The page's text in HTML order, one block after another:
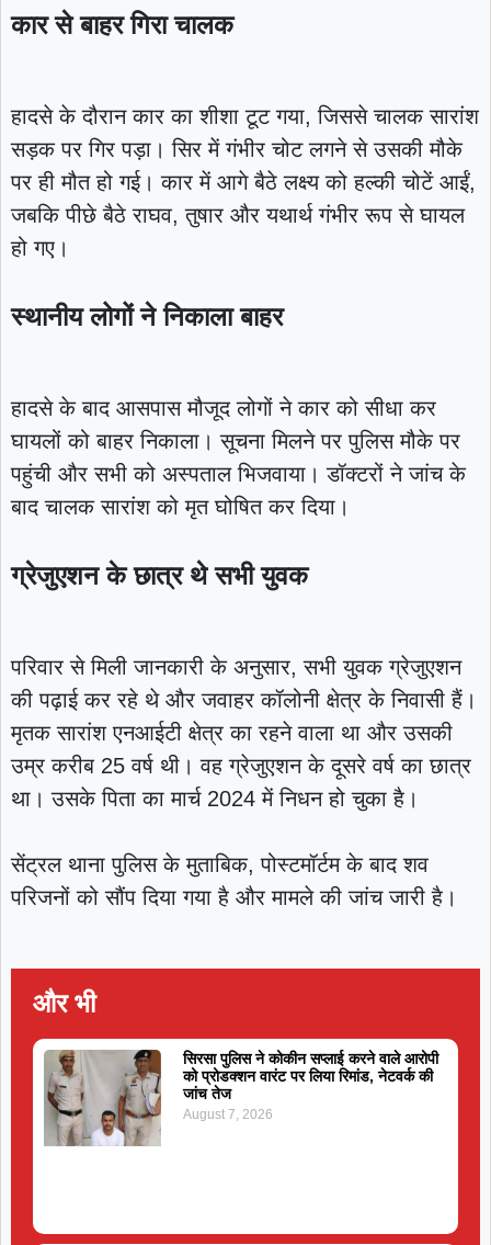
कार से बाहर गिरा चालक
हादसे के दौरान कार का शीशा टूट गया, जिससे चालक सारांश
सड़क पर गिर पड़ा। सिर में गंभीर चोट लगने से उसकी मौके
पर ही मौत हो गई। कार में आगे बैठे लक्ष्य को हल्की चोटें आईं,
जबकि पीछे बैठे राघव, तुषार और यथार्थ गंभीर रूप से घायल
हो गए।
स्थानीय लोगों ने निकाला बाहर
हादसे के बाद आसपास मौजूद लोगों ने कार को सीधा कर
घायलों को बाहर निकाला। सूचना मिलने पर पुलिस मौके पर
पहुंची और सभी को अस्पताल भिजवाया। डॉक्टरों ने जांच के
बाद चालक सारांश को मृत घोषित कर दिया।
ग्रेजुएशन के छात्र थे सभी युवक
परिवार से मिली जानकारी के अनुसार, सभी युवक ग्रेजुएशन
की पढ़ाई कर रहे थे और जवाहर कॉलोनी क्षेत्र के निवासी हैं।
मृतक सारांश एनआईटी क्षेत्र का रहने वाला था और उसकी
उम्र करीब 25 वर्ष थी। वह ग्रेजुएशन के दूसरे वर्ष का छात्र
था। उसके पिता का मार्च 2024 में निधन हो चुका है।
सेंट्रल थाना पुलिस के मुताबिक, पोस्टमॉर्टम के बाद शव
परिजनों को सौंप दिया गया है और मामले की जांच जारी है।
और भी
सिरसा पुलिस ने कोकीन सप्लाई करने वाले आरोपी
को प्रोडक्शन वारंट पर लिया रिमांड, नेटवर्क की
जांच तेज
August 7, 2026